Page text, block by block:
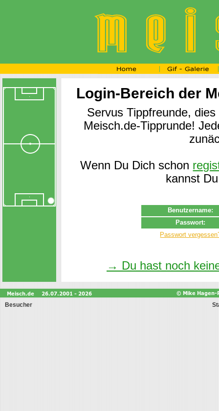
Login-Bereich der
Servus Tippfreunde,
Meisch.de-Tipprunde!
Wenn Du Dich schon
kannst
Benutzername:
Passwort:
Passwort
→ Du hast noch
Besucher